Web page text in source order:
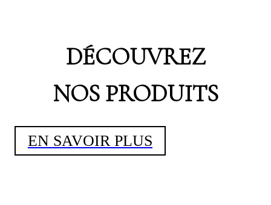
DÉCOUVREZ
NOS PRODUITS
EN SAVOIR PLUS